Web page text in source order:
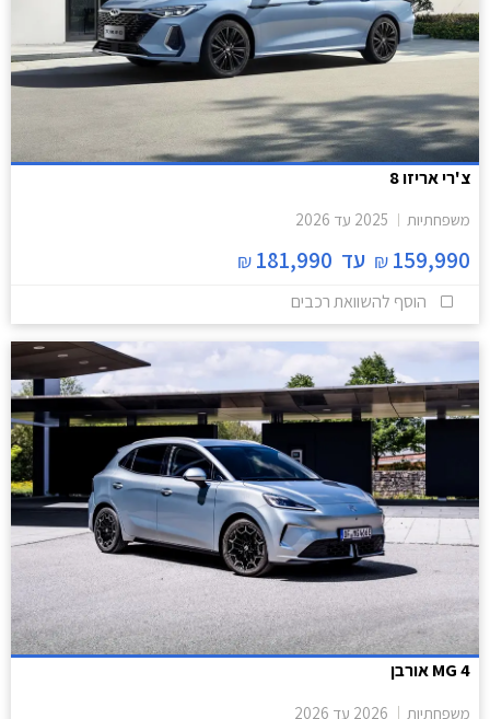
צ'רי אריזו 8
משפחתיות 2025 עד 2026
159,990
₪ עד 181,990
₪
הוסף להשוואת רכבים
MG 4 אורבן
משפחתיות 2026 עד 2026